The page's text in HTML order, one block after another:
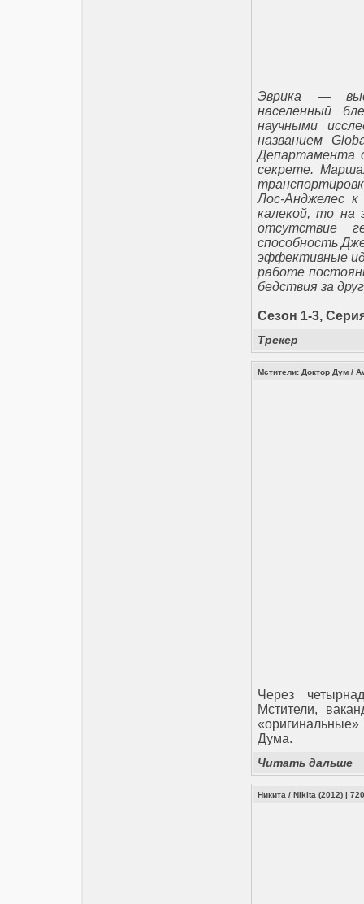
Эврика —
населенный
научными
названием
Департамента
секрете.
Лос-Анджелес
калекой, то на
отсутствие
способность
эффективные
работе
бедствия за
Сезон 1-3,
Трекер
Мстители: Доктор Дум /
Через
Мстители,
Дума.
Читать дальше
Никита / Nikita (2012) |